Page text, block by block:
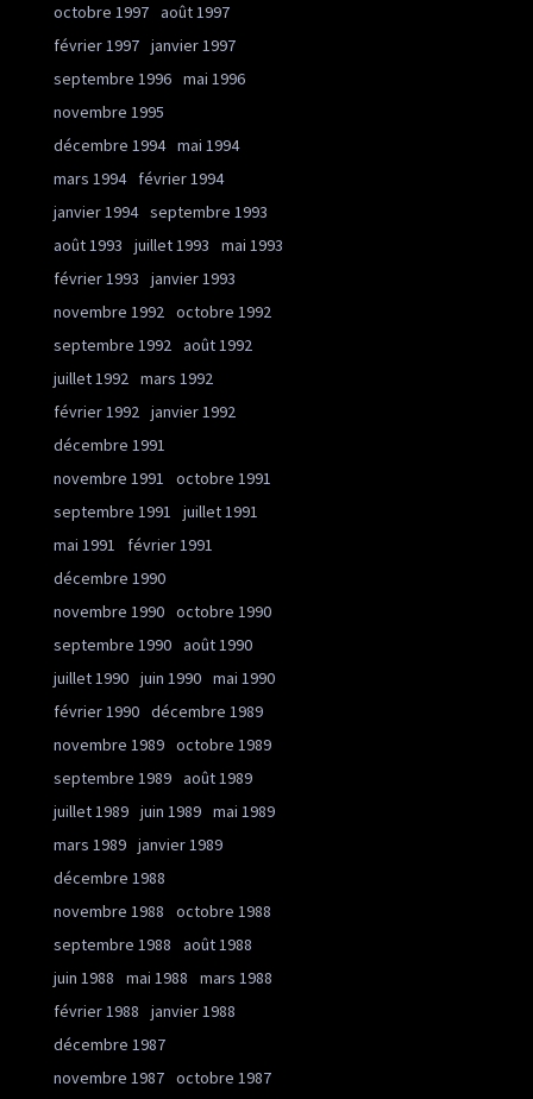
octobre 1997 août 1997
février 1997 janvier 1997
septembre 1996 mai 1996
novembre 1995
décembre 1994 mai 1994
mars 1994
février 1994
janvier 1994 septembre 1993
août 1993
juillet 1993
mai 1993
février 1993
janvier 1993
novembre 1992 octobre 1992
septembre 1992 août 1992
juillet 1992 mars 1992
février 1992 janvier 1992
décembre 1991
novembre 1991
octobre 1991
septembre 1991
juillet 1991
mai 1991
février 1991
décembre 1990
novembre 1990 octobre 1990
septembre 1990 août 1990
juillet 1990 juin 1990 mai 1990
février 1990 décembre 1989
novembre 1989 octobre 1989
septembre 1989 août 1989
juillet 1989 juin 1989 mai 1989
mars 1989 janvier 1989
décembre 1988
novembre 1988
octobre 1988
septembre 1988
août 1988
juin 1988
mai 1988
mars 1988
février 1988
janvier 1988
décembre 1987
novembre 1987 octobre 1987